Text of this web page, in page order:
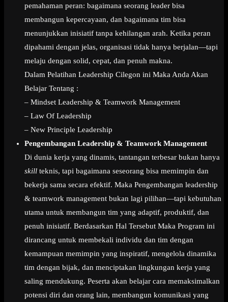
pemahaman peran: bagaimana seorang leader bisa
membangun kepercayaan, dan bagaimana tim bisa
menunjukkan inisiatif tanpa kehilangan arah. Ketika peran
dipahami dengan jelas, organisasi tidak hanya berjalan—tapi
melaju dengan solid, cepat, dan penuh makna.
Dalam Pelatihan Leadership Cilegon ini Maka Anda Akan
Belajar Tentang :
– Mindset Leadership & Teamwork Management
– Law Of Leadership
– New Principle Leadership
Pengembangan Leadership & Teamwork Management
Di dunia kerja yang dinamis, tantangan terbesar bukan hanya
skill teknis, tapi bagaimana seseorang bisa memimpin dan
bekerja sama secara efektif. Maka Pengembangan leadership
& teamwork management bukan lagi pilihan—tapi kebutuhan
utama untuk membangun tim yang adaptif, produktif, dan
penuh inisiatif. Berdasarkan Hal Tersebut Maka Program ini
dirancang untuk membekali individu dan tim dengan
kemampuan memimpin yang inspiratif, mengelola dinamika
tim dengan bijak, dan menciptakan lingkungan kerja yang
saling mendukung. Peserta akan belajar cara memaksimalkan
potensi diri dan orang lain, membangun komunikasi yang